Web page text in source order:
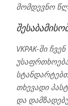
მომდევნო
VKPAK-ში
თხევადი
და